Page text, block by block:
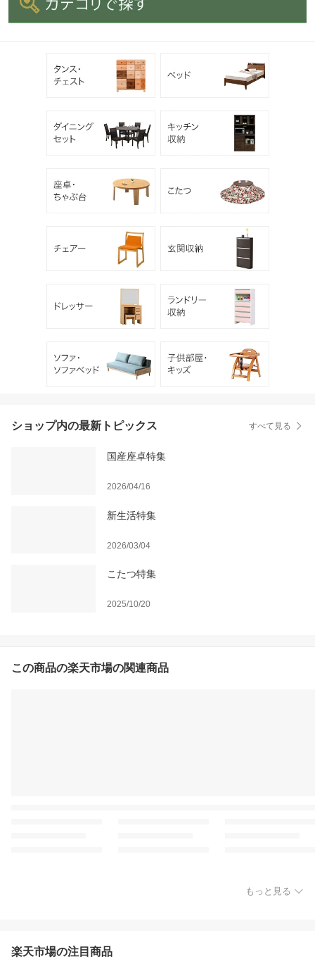
ショップ内の最新トピックス すべて見る
国産座卓特集
2026/04/16
新生活特集
2026/03/04
こたつ特集
2025/10/20
この商品の楽天市場の関連商品
もっと見る
楽天市場の注目商品